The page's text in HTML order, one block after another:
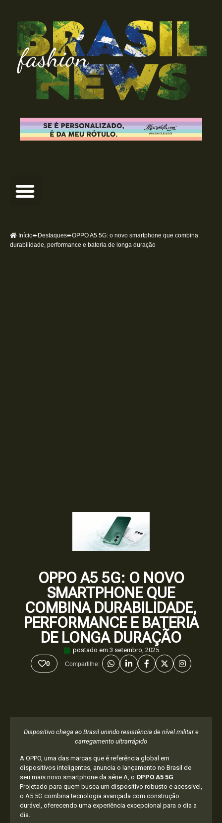
Início➨Destaques➨OPPO A5 5G: o novo smartphone que combina
durabilidade, performance e bateria de longa duração
OPPO A5 5G: O NOVO
SMARTPHONE QUE
COMBINA DURABILIDADE,
PERFORMANCE E BATERIA
DE LONGA DURAÇÃO
postado em 3 setembro, 2025
0 Compartilhe:
Dispositivo chega ao Brasil unindo resistência de nível militar e
carregamento ultrarrápido
A OPPO, uma das marcas que é referência global em
dispositivos inteligentes, anuncia o lançamento no Brasil de
seu mais novo smartphone da série A, o OPPO A5 5G.
Projetado para quem busca um dispositivo robusto e acessível,
o A5 5G combina tecnologia avançada com construção
durável, oferecendo uma experiência excepcional para o dia a
dia.